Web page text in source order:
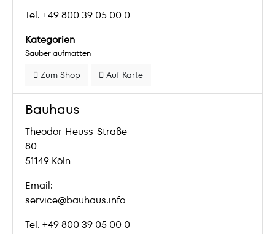
Tel. +49 800 39 05 00 0
Kategorien
Sauberlaufmatten
Zum Shop Auf Karte
Bauhaus
Theodor-Heuss-Straße
80
51149 Köln
Email:
service@bauhaus.info
Tel. +49 800 39 05 00 0